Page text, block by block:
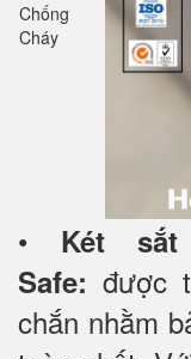
• Két
Safe: được
chắn nhằm